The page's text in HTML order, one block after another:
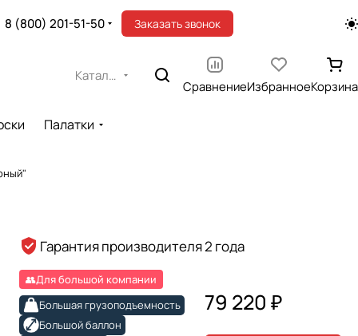
8 (800) 201-51-50 Заказать звонок
Каталог
СравнениеИзбранноеКорзина
Палатки
Гарантия производителя 2 года
👥Для большой компании
Большая грузоподъемность
Большой баллон
79 220 ₽